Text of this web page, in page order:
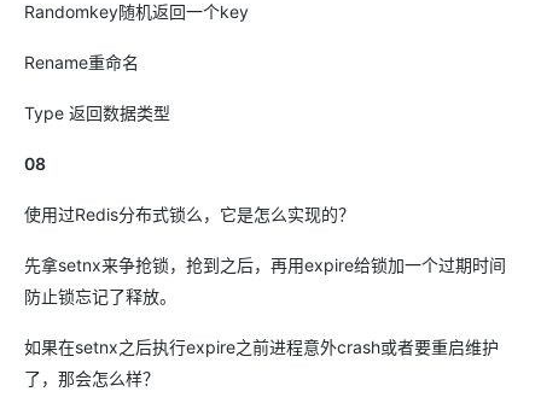
Randomkey随机返回一个key
Rename重命名
Type 返回数据类型
08
使用过Redis分布式锁么，它是怎么实现的？
先拿setnx来争抢锁，抢到之后，再用expire给锁加一个过期时间
防止锁忘记了释放。
如果在setnx之后执行expire之前进程意外crash或者要重启维护
了，那会怎么样？